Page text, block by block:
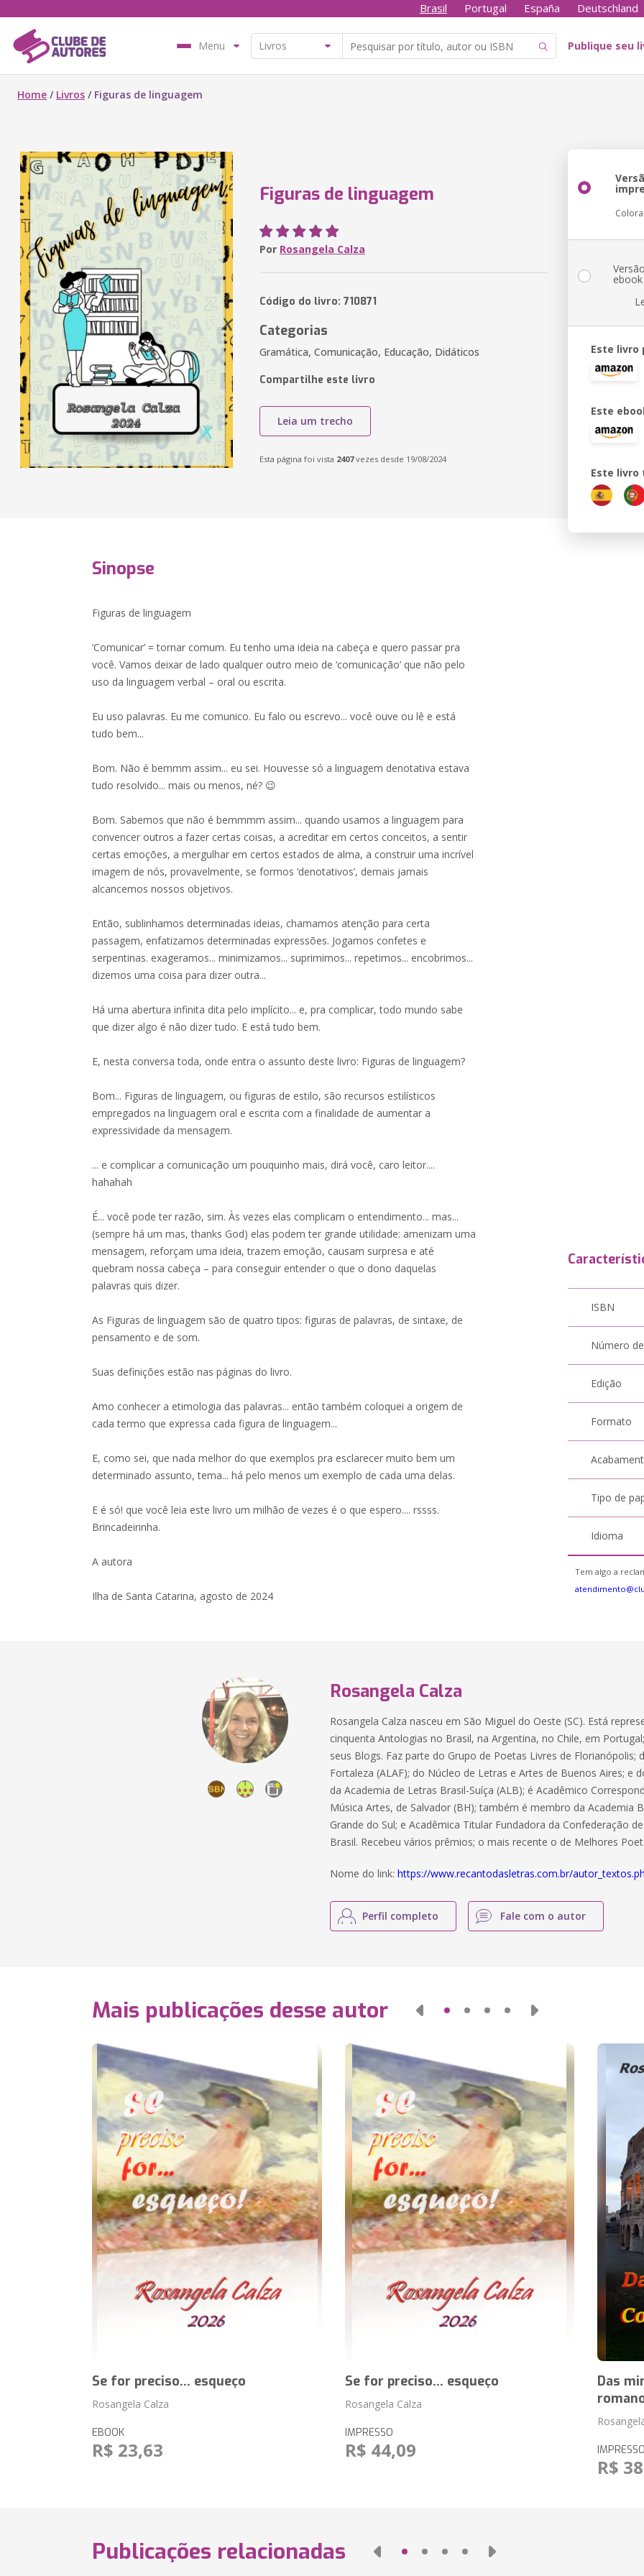
Brasil Portugal España Deutschland
Menu Publique seu
Home / Livros / Figuras de linguagem
Figuras de linguagem
Por Rosangela Calza
Código do livro: 710871
Categorias
Gramática, Comunicação, Educação, Didáticos
Compartilhe este livro
Leia um trecho
Esta página foi vista 2407vezes desde 19/08/2024
ebook
Este livro
Este
Este livro
Sinopse
Figuras de linguagem
‘Comunicar’ = tornar comum. Eu tenho uma ideia na cabeça e quero passar pra
você. Vamos deixar de lado qualquer outro meio de ‘comunicação’ que não pelo
uso da linguagem verbal – oral ou escrita.
Eu uso palavras. Eu me comunico. Eu falo ou escrevo... você ouve ou lê e está
tudo bem...
Bom. Não é bemmm assim... eu sei. Houvesse só a linguagem denotativa estava
tudo resolvido... mais ou menos, né? 😉
Bom. Sabemos que não é bemmmm assim... quando usamos a linguagem para
convencer outros a fazer certas coisas, a acreditar em certos conceitos, a sentir
certas emoções, a mergulhar em certos estados de alma, a construir uma incrível
imagem de nós, provavelmente, se formos ‘denotativos’, demais jamais
alcancemos nossos objetivos.
Então, sublinhamos determinadas ideias, chamamos atenção para certa
passagem, enfatizamos determinadas expressões. Jogamos confetes e
serpentinas. exageramos... minimizamos... suprimimos... repetimos... encobrimos...
dizemos uma coisa para dizer outra...
Há uma abertura infinita dita pelo implícito... e, pra complicar, todo mundo sabe
que dizer algo é não dizer tudo. E está tudo bem.
E, nesta conversa toda, onde entra o assunto deste livro: Figuras de linguagem?
Bom... Figuras de linguagem, ou figuras de estilo, são recursos estilísticos
empregados na linguagem oral e escrita com a finalidade de aumentar a
expressividade da mensagem.
... e complicar a comunicação um pouquinho mais, dirá você, caro leitor....
hahahah
É... você pode ter razão, sim. Às vezes elas complicam o entendimento... mas...
(sempre há um mas, thanks God) elas podem ter grande utilidade: amenizam uma
mensagem, reforçam uma ideia, trazem emoção, causam surpresa e até
quebram nossa cabeça – para conseguir entender o que o dono daquelas
palavras quis dizer.
As Figuras de linguagem são de quatro tipos: figuras de palavras, de sintaxe, de
pensamento e de som.
Suas definições estão nas páginas do livro.
Amo conhecer a etimologia das palavras... então também coloquei a origem de
cada termo que expressa cada figura de linguagem...
E, como sei, que nada melhor do que exemplos pra esclarecer muito bem um
determinado assunto, tema... há pelo menos um exemplo de cada uma delas.
E é só! que você leia este livro um milhão de vezes é o que espero.... rssss.
Brincadeirinha.
A autora
Ilha de Santa Catarina, agosto de 2024
ISBN
Número
Edição
Formato
Tipo de
Idioma
Tem algo a
Rosangela Calza
Rosangela Calza nasceu em São Miguel do Oeste (SC). Está
cinquenta Antologias no Brasil, na Argentina, no Chile, em
seus Blogs. Faz parte do Grupo de Poetas Livres de Florianópolis;
Fortaleza (ALAF); do Núcleo de Letras e Artes de Buenos Aires; e
da Academia de Letras Brasil-Suíça (ALB); é Acadêmico
Música Artes, de Salvador (BH); também é membro da Academia
Grande do Sul; e Acadêmica Titular Fundadora da Confederação
Brasil. Recebeu vários prêmios; o mais recente o de Melhores
Nome do link:https://www.recantodasletras.com.br/
Perfil completo Fale com o autor
Mais publicações desse autor
Se for preciso... esqueço
Rosangela Calza
EBOOK
R$ 23,63
Se for preciso... esqueço
Rosangela Calza
IMPRESSO
R$ 44,09
Das
R$
Publicações relacionadas